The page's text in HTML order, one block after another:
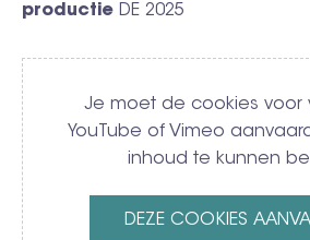
productie DE 2025
Video
Je moet de cookies voor
YouTube of Vimeo
inhoud te kunnen
DEZE COOKIES